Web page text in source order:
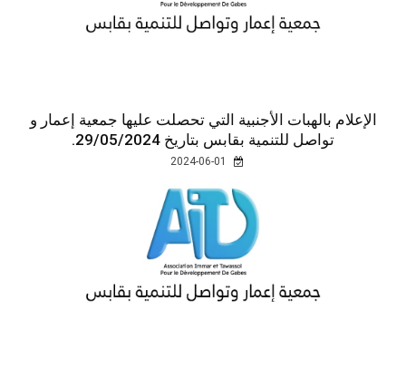
الإعلام بالهبات الأجنبية التي تحصلت عليها جمعية إعمار و
تواصل للتنمية بقابس بتاريخ 29/05/2024.